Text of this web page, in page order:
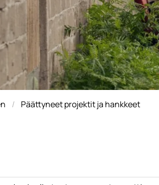
Päättyneet projektit ja hankkeet